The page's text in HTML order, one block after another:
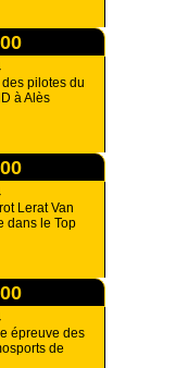
pilotes du
à Alès
Lerat Van
dans le Top
épreuve des
de